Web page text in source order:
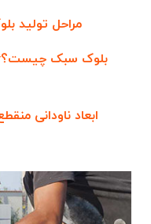
مراحل تولید بلوک
بلوک سبک
ابعاد ناودانی